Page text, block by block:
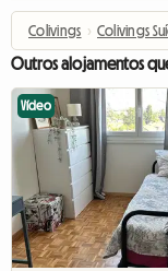
Colivings › Colivings
Outros alojamentos
Vídeo